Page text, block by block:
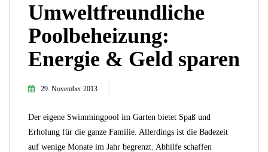
Umweltfreundliche
Poolbeheizung:
Energie & Geld sparen
29. November 2013
Der eigene Swimmingpool im Garten bietet Spaß und
Erholung für die ganze Familie. Allerdings ist die Badezeit
auf wenige Monate im Jahr begrenzt. Abhilfe schaffen